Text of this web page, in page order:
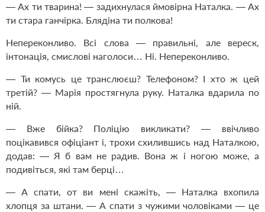
— Ах ти тварина! — задихнулася ймовірна Наталка. — Ах
ти стара ганчірка. Блядіна ти полкова!
Непереконливо. Всі слова — правильні, але вереск,
інтонація, смислові наголоси… Ні. Непереконливо.
— Ти комусь це транслюєш? Телефоном? І хто ж цей
третій? — Марія простягнула руку. Наталка вдарила по
ній.
— Вже бійка? Поліцію викликати? — ввічливо
поцікавився офіціант і, трохи схилившись над Наталкою,
додав: — Я б вам не радив. Вона ж і ногою може, а
подивіться, які там берці…
— А спати, от ви мені скажіть, — Наталка вхопила
хлопця за штани. — А спати з чужими чоловіками — це